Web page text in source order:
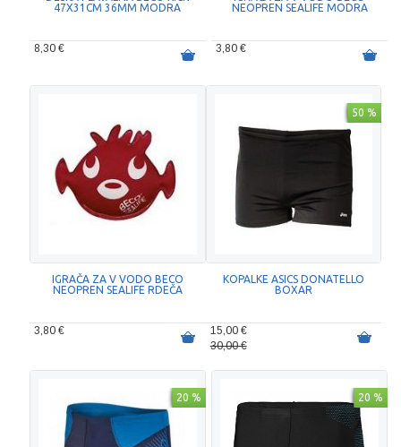
47X31CM 36MM MODRA
8,30 €
NEOPREN SEALIFE MODRA
3,80 €
IGRAČA ZA V VODO BECO
NEOPREN SEALIFE RDEČA
3,80 €
50 %
KOPALKE ASICS DONATELLO
BOXAR
15,00 €
30,00 €
20 % 20 %